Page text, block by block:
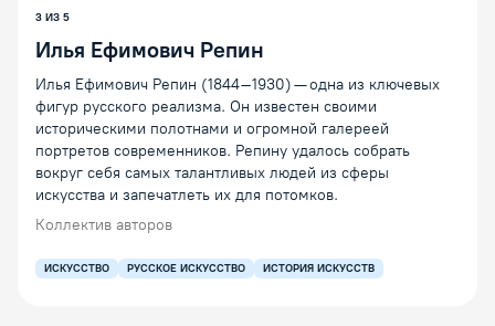
3 ИЗ 5
Илья Ефимович Репин
Илья Ефимович Репин (1844–1930) — одна из ключевых
фигур русского реализма. Он известен своими
историческими полотнами и огромной галереей
портретов современников. Репину удалось собрать
вокруг себя самых талантливых людей из сферы
искусства и запечатлеть их для потомков.
Коллектив авторов
ИСКУССТВО РУССКОЕ ИСКУССТВО ИСТОРИЯ ИСКУССТВ